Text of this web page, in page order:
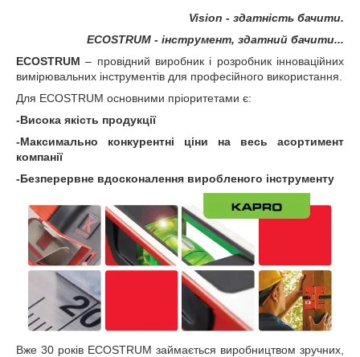
Vision - здатність бачити.
ECOSTRUM - інструмент, здатний бачити...
ECOSTRUM – провідний виробник і розробник інноваційних
вимірювальних інструментів для професійного використання.
Для ECOSTRUM основними пріоритетами є:
-Висока якість продукції
-Максимально конкурентні ціни на весь асортимент
компанії
-Безперервне вдосконалення виробленого інструменту
Вже 30 років ECOSTRUM займається виробництвом зручних,